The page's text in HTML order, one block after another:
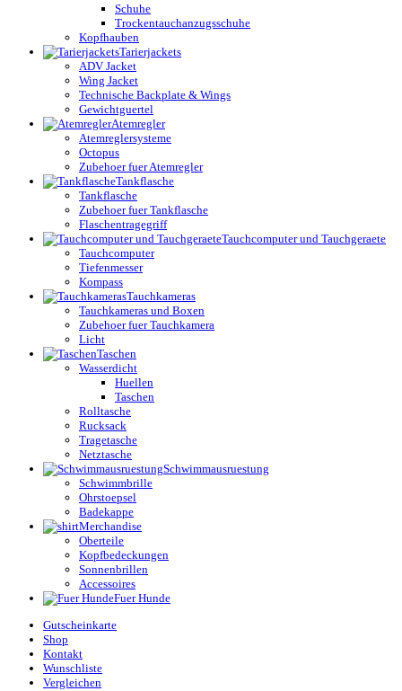
Schuhe
Trockentauchanzugsschuhe
Kopfhauben
Tarierjackets
ADV Jacket
Wing Jacket
Technische Backplate & Wings
Gewichtguertel
Atemregler
Atemreglersysteme
Octopus
Zubehoer fuer Atemregler
Tankflasche
Tankflasche
Zubehoer fuer Tankflasche
Flaschentragegriff
Tauchcomputer und Tauchgeraete
Tauchcomputer
Tiefenmesser
Kompass
Tauchkameras
Tauchkameras und Boxen
Zubehoer fuer Tauchkamera
Licht
Taschen
Wasserdicht
Huellen
Taschen
Rolltasche
Rucksack
Tragetasche
Netztasche
Schwimmausruestung
Schwimmbrille
Ohrstoepsel
Badekappe
Merchandise
Oberteile
Kopfbedeckungen
Sonnenbrillen
Accessoires
Fuer Hunde
Gutscheinkarte
Shop
Kontakt
Wunschliste
Vergleichen